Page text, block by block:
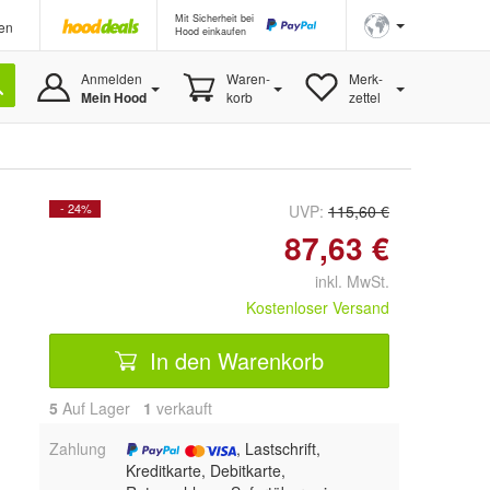
Mit Sicherheit bei
Hood einkaufen
Anmelden
Mein Hood
Waren-
korb
Merk-
zettel
- 24% UVP: 115,60 €
87,63 €
inkl. MwSt.
Kostenloser Versand
In den Warenkorb
5 Auf Lager 1 verkauft
Zahlung
, Lastschrift,
Kreditkarte, Debitkarte,